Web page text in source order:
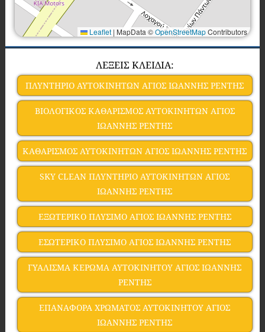
Leaflet | MapData ©OpenStreetMapContributors
ΛΕΞΕΙΣ ΚΛΕΙΔΙΑ:
ΠΛΥΝΤΗΡΙΟ ΑΥΤΟΚΙΝΗΤΩΝ ΑΓΙΟΣ ΙΩΑΝΝΗΣ ΡΕΝΤΗΣ
ΒΙΟΛΟΓΙΚΟΣ ΚΑΘΑΡΙΣΜΟΣ ΑΥΤΟΚΙΝΗΤΩΝ ΑΓΙΟΣ
ΙΩΑΝΝΗΣ ΡΕΝΤΗΣ
ΚΑΘΑΡΙΣΜΟΣ ΑΥΤΟΚΙΝΗΤΩΝ ΑΓΙΟΣ ΙΩΑΝΝΗΣ ΡΕΝΤΗΣ
SKY CLEAN ΠΛΥΝΤΗΡΙΟ ΑΥΤΟΚΙΝΗΤΩΝ ΑΓΙΟΣ
ΙΩΑΝΝΗΣ ΡΕΝΤΗΣ
ΕΞΩΤΕΡΙΚΟ ΠΛΥΣΙΜΟ ΑΓΙΟΣ ΙΩΑΝΝΗΣ ΡΕΝΤΗΣ
ΕΣΩΤΕΡΙΚΟ ΠΛΥΣΙΜΟ ΑΓΙΟΣ ΙΩΑΝΝΗΣ ΡΕΝΤΗΣ
ΓΥΑΛΙΣΜΑ ΚΕΡΩΜΑ ΑΥΤΟΚΙΝΗΤΟΥ ΑΓΙΟΣ ΙΩΑΝΝΗΣ
ΡΕΝΤΗΣ
ΕΠΑΝΑΦΟΡΑ ΧΡΩΜΑΤΟΣ ΑΥΤΟΚΙΝΗΤΟΥ ΑΓΙΟΣ
ΙΩΑΝΝΗΣ ΡΕΝΤΗΣ